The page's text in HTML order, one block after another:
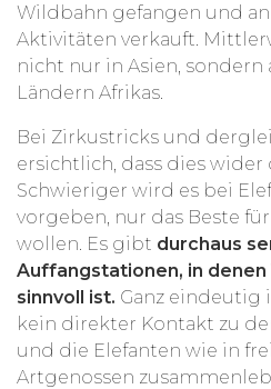
Wildbahn gefangen und
Aktivitäten verkauft.
nicht nur in Asien, sondern
Ländern Afrikas.
Bei Zirkustricks und
ersichtlich, dass dies wider
Schwieriger wird es bei
vorgeben, nur das Beste
wollen. Es gibt durchaus
Auffangstationen, in
sinnvoll ist. Ganz eindeutig
kein direkter Kontakt zu
und die Elefanten wie in
Artgenossen